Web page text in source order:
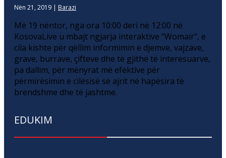
Nën 21, 2019 | Barazi
Më 19 nëntor, nga ora 10:00 deri në 12:00 në
KosovaLive u mbajt ngjarja interaktive “Womair”, e
cila kishte për qëllim informimin e djemve, vajzave,
grave, burrave, çifteve dhe të gjithë të interesuarve,
pa dallim, për mënyrat më efektive për
përmirësimin e cilësisë së ajrit në hapësira të
brendshme dhe të jashtme.
EDUKIM